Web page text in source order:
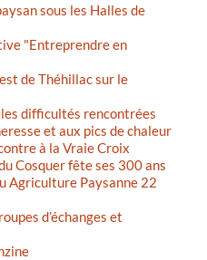
sous les Halles de
"Entreprendre en
de Théhillac sur le
difficultés rencontrées
et aux pics de chaleur
à la Vraie Croix
Cosquer fête ses 300 ans
Agriculture Paysanne 22
d’échanges et